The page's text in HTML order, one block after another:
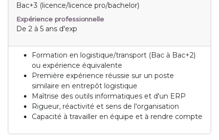
Bac+3 (licence/licence pro/bachelor)
Expérience professionnelle
De 2 à 5 ans d'exp
Formation en logistique/transport (Bac à Bac+2)
ou expérience équivalente
Première expérience réussie sur un poste
similaire en entrepôt logistique
Maîtrise des outils informatiques et d'un ERP
Rigueur, réactivité et sens de l'organisation
Capacité à travailler en équipe et à rendre compte